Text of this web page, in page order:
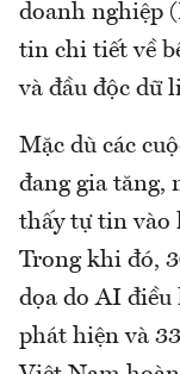
doanh nghiệp
tin chi tiết về
và đầu độc dữ
Mặc dù các
đang gia tăng,
thấy tự tin vào
Trong khi đó,
dọa do AI điều
phát hiện và